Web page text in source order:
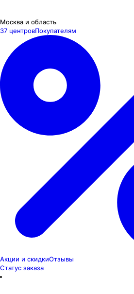
Москва и область
37 центровПокупателям
Акции и скидкиОтзывы
Статус заказа